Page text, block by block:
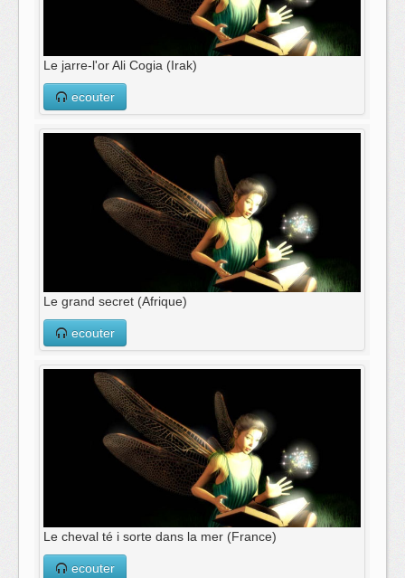
Le jarre-l'or Ali Cogia (Irak)
ecouter
Le grand secret (Afrique)
ecouter
Le cheval té i sorte dans la mer (France)
ecouter